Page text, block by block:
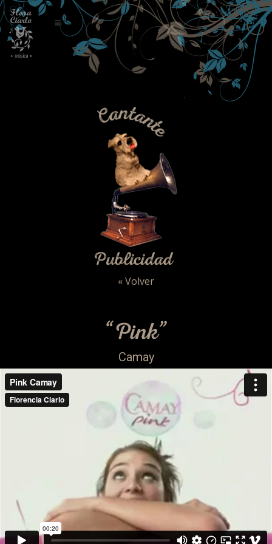
« Volver
“Pink”
Camay